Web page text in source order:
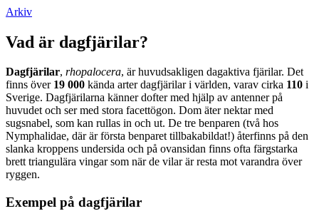
Arkiv
Vad är dagfjärilar?
Dagfjärilar, rhopalocera, är huvudsakligen dagaktiva fjärilar. Det
finns över 19 000 kända arter dagfjärilar i världen, varav cirka 110 i
Sverige. Dagfjärilarna känner dofter med hjälp av antenner på
huvudet och ser med stora facettögon. Dom äter nektar med
sugsnabel, som kan rullas in och ut. De tre benparen (två hos
Nymphalidae, där är första benparet tillbakabildat!) återfinns på den
slanka kroppens undersida och på ovansidan finns ofta färgstarka
brett triangulära vingar som när de vilar är resta mot varandra över
ryggen.
Exempel på dagfjärilar